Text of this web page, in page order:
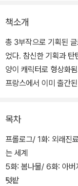
책소개
총 3부작으로 기획된 글
었다. 참신한 기획과
양이 캐릭터로 형상화
프랑스에서 이미 출간
캐릭터와 장르의 변화
된 신작 '마당 씨의 식탁
이며 나에게 있어 가족
점차 나이 들어가는 우
목차
프롤로그/ 1화: 외래진
는 세계
5화: 봄나물/ 6화: 아버
텃밭